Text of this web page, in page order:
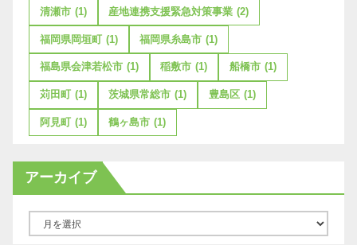
清瀬市 (1) 産地連携支援緊急対策事業 (2)
福岡県岡垣町 (1) 福岡県糸島市 (1)
福島県会津若松市 (1) 稲敷市 (1) 船橋市 (1)
苅田町 (1) 茨城県常総市 (1) 豊島区 (1)
阿見町 (1) 鶴ヶ島市 (1)
アーカイブ